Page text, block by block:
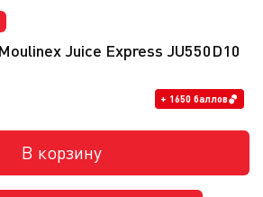
Juice Express JU550D10
+ 1650 баллов
В корзину